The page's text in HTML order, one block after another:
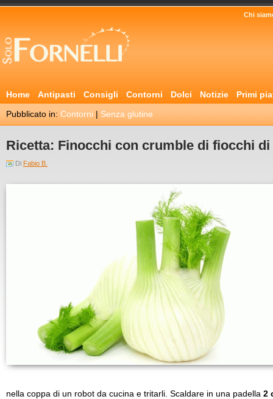
Chi
Home Antipasti Consigli Contorni Dolci Notizie
Primi
Pubblicato in: Contorni | Senza glutine
Ricetta: Finocchi con crumble di fiocchi
Di Fabio B.
nella coppa di un robot da cucina e tritarli. Scaldare in una padella 2